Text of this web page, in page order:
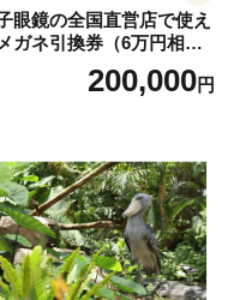
眼鏡の全国直営店で使え
ガネ引換券（6万円相
） Platinum200,000円